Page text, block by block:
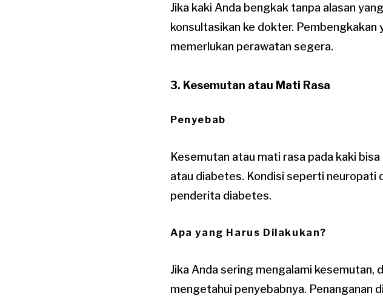
Jika kaki Anda bengkak tanpa alasan
konsultasikan ke dokter. Pembengkakan
memerlukan perawatan segera.
3. Kesemutan atau Mati Rasa
Penyebab
Kesemutan atau mati rasa pada kaki
atau diabetes. Kondisi seperti neuropati
penderita diabetes.
Apa yang Harus Dilakukan?
Jika Anda sering mengalami kesemutan,
mengetahui penyebabnya. Penanganan